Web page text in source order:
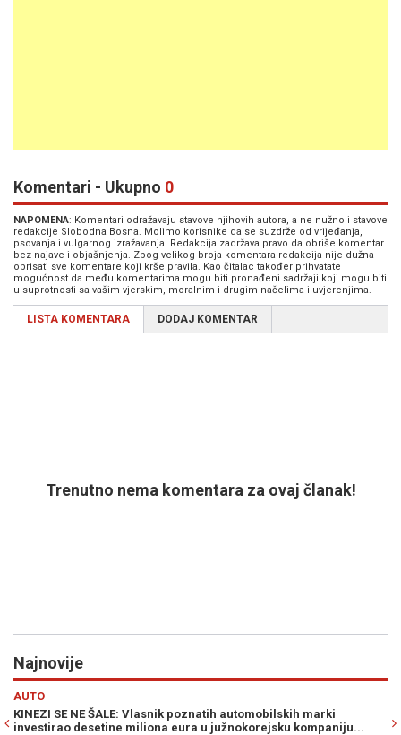
Komentari - Ukupno 0
NAPOMENA: Komentari odražavaju stavove njihovih autora, a ne nužno i stavove
redakcije Slobodna Bosna. Molimo korisnike da se suzdrže od vrijeđanja,
psovanja i vulgarnog izražavanja. Redakcija zadržava pravo da obriše komentar
bez najave i objašnjenja. Zbog velikog broja komentara redakcija nije dužna
obrisati sve komentare koji krše pravila. Kao čitalac također prihvatate
mogućnost da među komentarima mogu biti pronađeni sadržaji koji mogu biti
u suprotnosti sa vašim vjerskim, moralnim i drugim načelima i uvjerenjima.
LISTA KOMENTARA DODAJ KOMENTAR
Trenutno nema komentara za ovaj članak!
Najnovije
marki
"DOBRO JE ZATRESLO; KAO EKSPLOZIJA...":
građane u susjedstvu...